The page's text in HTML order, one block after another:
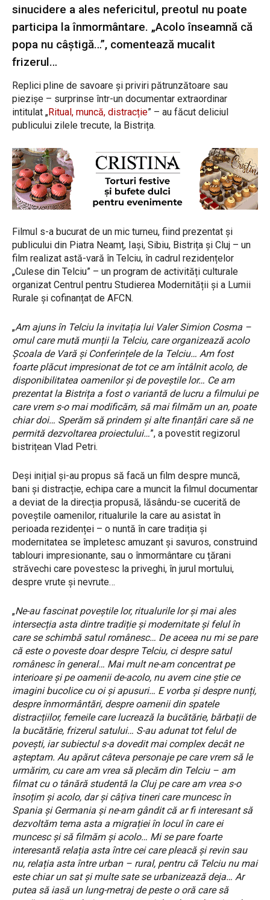
sinucidere a ales nefericitul, preotul nu poate
participa la înmormântare. „Acolo înseamnă că
popa nu câștigă…”, comentează mucalit
frizerul…
Replici pline de savoare și priviri pătrunzătoare sau
piezișe – surprinse într-un documentar extraordinar
intitulat „Ritual, muncă, distracție” – au făcut deliciul
publicului zilele trecute, la Bistrița.
Filmul s-a bucurat de un mic turneu, fiind prezentat și
publicului din Piatra Neamț, Iași, Sibiu, Bistrița și Cluj – un
film realizat astă-vară în Telciu, în cadrul rezidențelor
„Culese din Telciu” – un program de activități culturale
organizat Centrul pentru Studierea Modernității și a Lumii
Rurale și cofinanțat de AFCN.
„Am ajuns în Telciu la invitația lui Valer Simion Cosma –
omul care mută munții la Telciu, care organizează acolo
Școala de Vară și Conferințele de la Telciu… Am fost
foarte plăcut impresionat de tot ce am întâlnit acolo, de
disponibilitatea oamenilor și de poveștile lor… Ce am
prezentat la Bistrița a fost o variantă de lucru a filmului pe
care vrem s-o mai modificăm, să mai filmăm un an, poate
chiar doi… Sperăm să prindem și alte finanțări care să ne
permită dezvoltarea proiectului…”, a povestit regizorul
bistrițean Vlad Petri.
Deși inițial și-au propus să facă un film despre muncă,
bani și distracție, echipa care a muncit la filmul documentar
a deviat de la direcția propusă, lăsându-se cucerită de
poveștile oamenilor, ritualurile la care au asistat în
perioada rezidenței – o nuntă în care tradiția și
modernitatea se împletesc amuzant și savuros, construind
tablouri impresionante, sau o înmormântare cu țărani
străvechi care povestesc la priveghi, în jurul mortului,
despre vrute și nevrute…
„Ne-au fascinat poveștile lor, ritualurile lor și mai ales
intersecția asta dintre tradiție și modernitate și felul în
care se schimbă satul românesc… De aceea nu mi se pare
că este o poveste doar despre Telciu, ci despre satul
românesc în general… Mai mult ne-am concentrat pe
interioare și pe oamenii de-acolo, nu avem cine știe ce
imagini bucolice cu oi și apusuri… E vorba și despre nunți,
despre înmormântări, despre oamenii din spatele
distracțiilor, femeile care lucrează la bucătărie, bărbații de
la bucătărie, frizerul satului… S-au adunat tot felul de
povești, iar subiectul s-a dovedit mai complex decât ne
așteptam. Au apărut câteva personaje pe care vrem să le
urmărim, cu care am vrea să plecăm din Telciu – am
filmat cu o tânără studentă la Cluj pe care am vrea s-o
însoțim și acolo, dar și câțiva tineri care muncesc în
Spania și Germania și ne-am gândit că ar fi interesant să
dezvoltăm tema asta a migrației în locul în care ei
muncesc și să filmăm și acolo… Mi se pare foarte
interesantă relația asta între cei care pleacă și revin sau
nu, relația asta între urban – rural, pentru că Telciu nu mai
este chiar un sat și multe sate se urbanizează deja… Ar
putea să iasă un lung-metraj de peste o oră care să